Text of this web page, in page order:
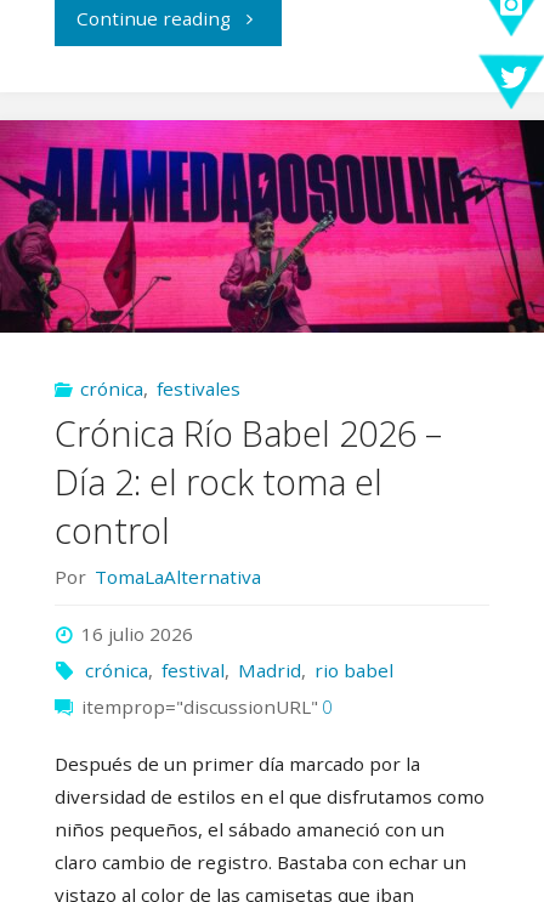
Continue reading"Crónica
Babel
2026
–
Día
cierre
Katy
La
Casa
crónica, festivales
Crónica Río Babel 2026 –
Día 2: el rock toma el
control
Por TomaLaAlternativa
16 julio 2026
crónica, festival, Madrid, rio babel
itemprop="discussionURL" 0
Después de un primer día marcado por la
diversidad de estilos en el que disfrutamos como
niños pequeños, el sábado amaneció con un
claro cambio de registro. Bastaba con echar un
vistazo al color de las camisetas que iban